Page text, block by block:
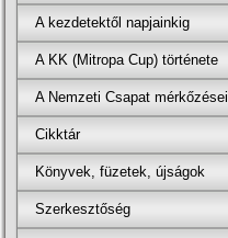
A kezdetektől napjainkig
A KK (Mitropa Cup) története
A Nemzeti Csapat mérkőzései
Cikktár
Könyvek, füzetek, újságok
Szerkesztőség